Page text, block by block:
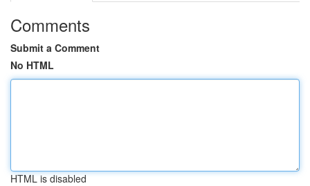
Comments
Submit a Comment
No HTML
HTML is disabled